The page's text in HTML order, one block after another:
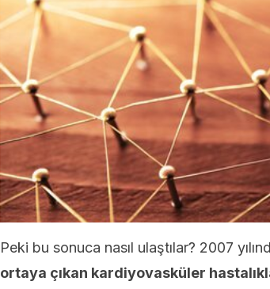
Peki bu sonuca nasıl ulaştılar? 2007
ortaya çıkan kardiyovasküler